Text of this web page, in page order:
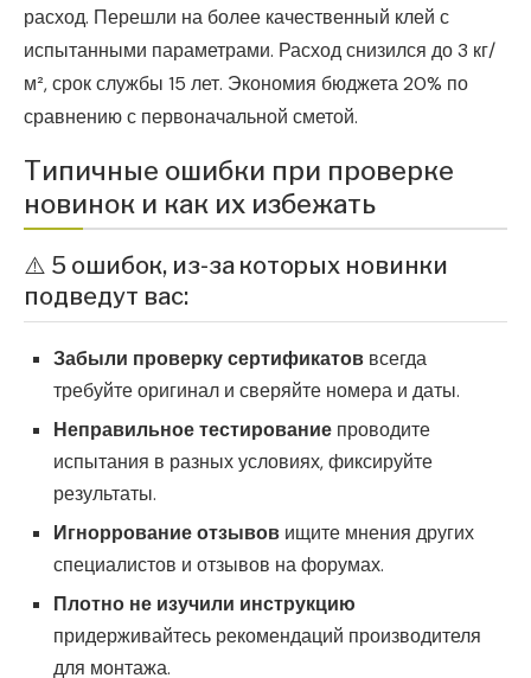
расход. Перешли на более качественный клей с
испытанными параметрами. Расход снизился до 3 кг/
м², срок службы 15 лет. Экономия бюджета 20% по
сравнению с первоначальной сметой.
Типичные ошибки при проверке
новинок и как их избежать
⚠️ 5 ошибок, из-за которых новинки
подведут вас:
Забыли проверку сертификатов всегда
требуйте оригинал и сверяйте номера и даты.
Неправильное тестирование проводите
испытания в разных условиях, фиксируйте
результаты.
Игноррование отзывов ищите мнения других
специалистов и отзывов на форумах.
Плотно не изучили инструкцию
придерживайтесь рекомендаций производителя
для монтажа.